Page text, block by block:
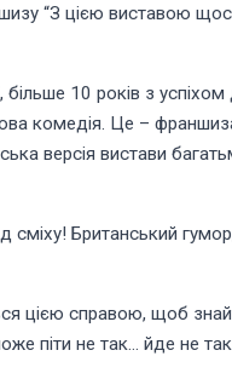
“З цією виставою
10 років з
комедія. Це –
версія вистави
сміху! Британський
цією справою, щоб
піти не так… йде не